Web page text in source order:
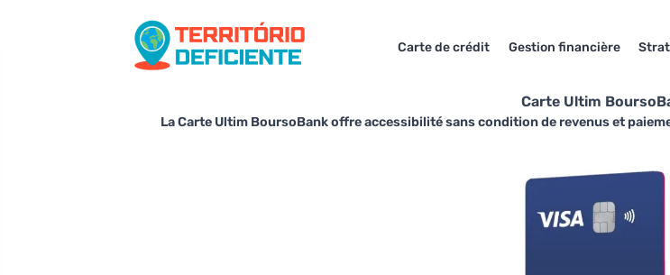
Carte de crédit Gestion financière
Carte Ultim
La Carte Ultim BoursoBank offre accessibilité sans condition de revenus et